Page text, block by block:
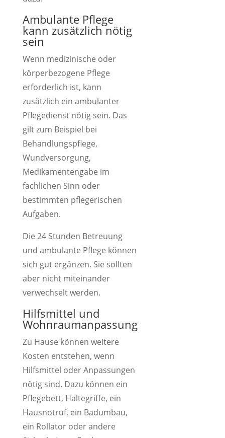
Ambulante Pflege
kann zusätzlich nötig
sein
Wenn medizinische oder
körperbezogene Pflege
erforderlich ist, kann
zusätzlich ein ambulanter
Pflegedienst nötig sein. Das
gilt zum Beispiel bei
Behandlungspflege,
Wundversorgung,
Medikamentengabe im
fachlichen Sinn oder
bestimmten pflegerischen
Aufgaben.
Die 24 Stunden Betreuung
und ambulante Pflege können
sich gut ergänzen. Sie sollten
aber nicht miteinander
verwechselt werden.
Hilfsmittel und
Wohnraumanpassung
Zu Hause können weitere
Kosten entstehen, wenn
Hilfsmittel oder Anpassungen
nötig sind. Dazu können ein
Pflegebett, Haltegriffe, ein
Hausnotruf, ein Badumbau,
ein Rollator oder andere